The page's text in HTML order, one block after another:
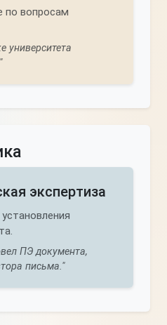
по вопросам
университета
экспертиза
ПЭ документа,
письма."